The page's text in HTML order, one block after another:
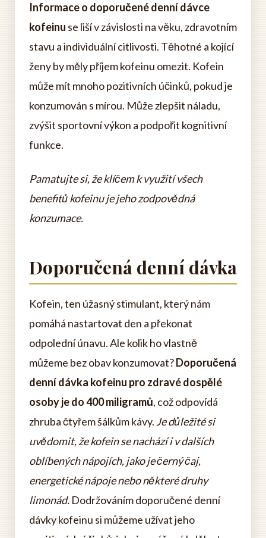
Informace o doporučené denní dávce
kofeinu se liší v závislosti na věku, zdravotním
stavu a individuální citlivosti. Těhotné a kojící
ženy by měly příjem kofeinu omezit. Kofein
může mít mnoho pozitivních účinků, pokud je
konzumován s mírou. Může zlepšit náladu,
zvýšit sportovní výkon a podpořit kognitivní
funkce.
Pamatujte si, že klíčem k využití všech
benefitů kofeinu je jeho zodpovědná
konzumace.
Doporučená denní dávka
Kofein, ten úžasný stimulant, který nám
pomáhá nastartovat den a překonat
odpolední únavu. Ale kolik ho vlastně
můžeme bez obav konzumovat?Doporučená
denní dávka kofeinu pro zdravé dospělé
osoby je do 400 miligramů, což odpovídá
zhruba čtyřem šálkům kávy. Je důležité si
uvědomit, že kofein se nachází i v dalších
oblíbených nápojích, jako je černý čaj,
energetické nápoje nebo některé druhy
limonád. Dodržováním doporučené denní
dávky kofeinu si můžeme užívat jeho